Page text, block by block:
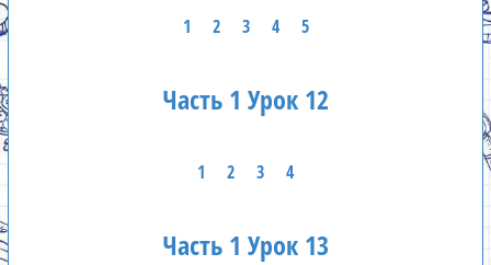
1 2 3 4 5
Часть 1 Урок 12
1 2 3 4
Часть 1 Урок 13